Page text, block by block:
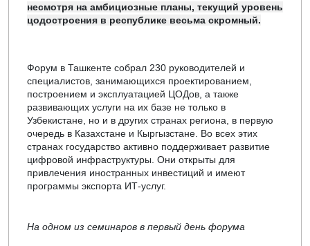
несмотря на амбициозные планы, текущий уровень
цодостроения в республике весьма скромный.
Форум в Ташкенте собрал 230 руководителей и
специалистов, занимающихся проектированием,
построением и эксплуатацией ЦОДов, а также
развивающих услуги на их базе не только в
Узбекистане, но и в других странах региона, в первую
очередь в Казахстане и Кыргызстане. Во всех этих
странах государство активно поддерживает развитие
цифровой инфраструктуры. Они открыты для
привлечения иностранных инвестиций и имеют
программы экспорта ИТ-услуг.
На одном из семинаров в первый день форума